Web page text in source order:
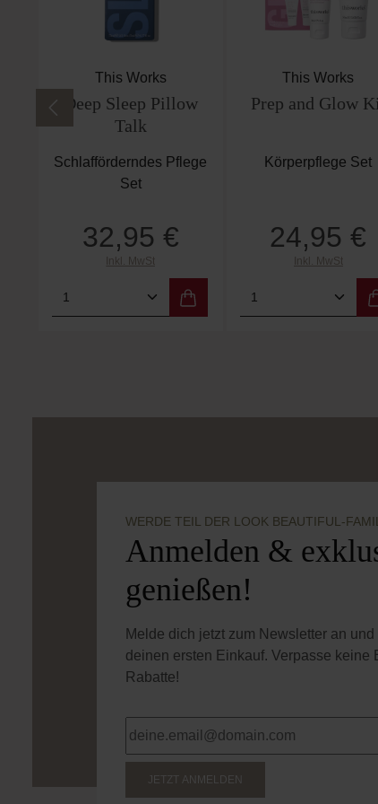
This Works
Deep Sleep Pillow
Talk
Schlafförderndes Pflege
Set
Regulärer Preis:
32,95 €
Inkl. MwSt
Produkt Anzahl: Gib den
This Works
Prep and Glow
Körperpflege Set
Regulärer
24,95 €
Inkl. MwSt
Produkt
WERDE TEIL DER LOOK BEAUTIFUL-
Anmelden &
genießen!
Melde dich jetzt zum Newsletter an
deinen ersten Einkauf. Verpasse
Rabatte!
JETZT ANMELDEN